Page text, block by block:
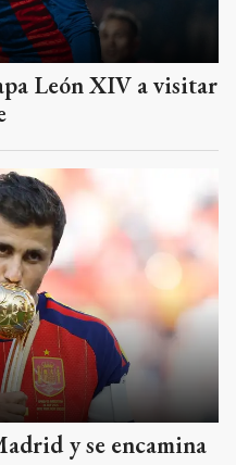
León XIV a visitar
y se encamina